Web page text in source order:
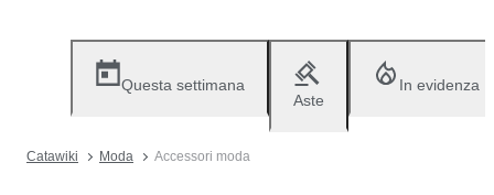
Questa settimana
Aste
In evidenza
Catawiki Moda Accessori moda